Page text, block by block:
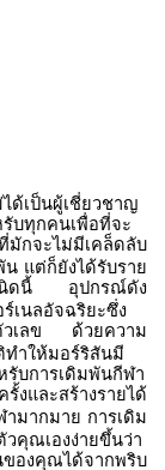
ด้เป็นผู้เชี่ยวชาญ
บทุกคนเพื่อที่จะ
มักจะไม่มีเคล็ดลับ
น แต่ก็ยังได้รับราย
ดนี้
อุปกรณ์ดัง
เนลอัจฉริยะซึ่ง
เลข
ด้วยความ
ทำให้มอร์ริสันมี
รับการเดิมพันกีฬา
งและสร้างรายได้
ามากมาย การเดิม
คุณเองง่ายขึ้นว่า
ของคุณได้จากพริบ